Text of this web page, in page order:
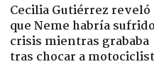
Cecilia Gutiérrez reveló
que Neme habría sufrido
crisis mientras grababa
tras chocar a